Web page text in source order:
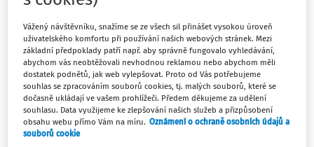
Tato vyhláška vychází ze změnzákona o zaměstnanosti
7. 2021, které zrušily dosavadní příspěvek v době částečné
nezaměstnanosti a nahradily jej příspěvkem v době
částečné práce. Tyto změny jsou tak jen legislativně
technického charakteru.
Sdělení Ministerstva práce a sociálních věcí o
uložení kolektivní smlouvy vyššího stupně
Vážený návštěvníku, snažíme se ze všech sil přinášet vysokou úroveň
uživatelského komfortu při používání našich webových stránek. Mezi
základní předpoklady patří např. aby správně fungovalo vyhledávání,
abychom vás neobtěžovali nevhodnou reklamou nebo abychom měli
dostatek podnětů, jak web vylepšovat. Proto od Vás potřebujeme
souhlas se zpracováním souborů cookies, tj. malých souborů, které se
dočasně ukládají ve vašem prohlížeči. Předem děkujeme za udělení
souhlasu. Data využijeme ke zlepšování našich služeb a přizpůsobení
obsahu webu přímo Vám na míru. Oznámení o ochraně osobních údajů a
souborů cookie